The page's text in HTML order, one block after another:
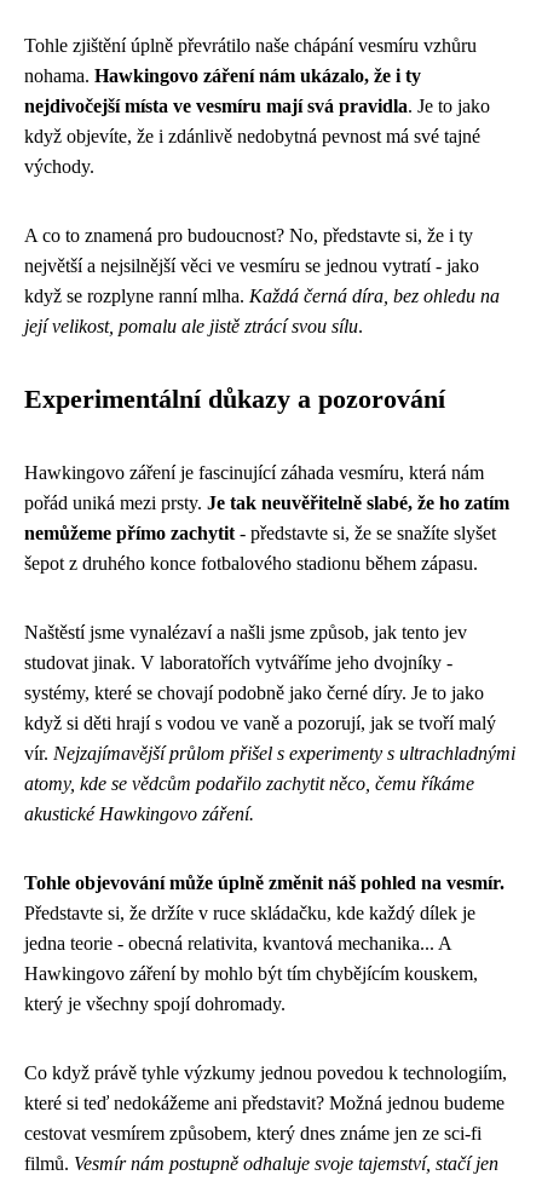
Tohle zjištění úplně převrátilo naše chápání vesmíru vzhůru
nohama. Hawkingovo záření nám ukázalo, že i ty
nejdivočejší místa ve vesmíru mají svá pravidla. Je to jako
když objevíte, že i zdánlivě nedobytná pevnost má své tajné
východy.
A co to znamená pro budoucnost? No, představte si, že i ty
největší a nejsilnější věci ve vesmíru se jednou vytratí - jako
když se rozplyne ranní mlha. Každá černá díra, bez ohledu na
její velikost, pomalu ale jistě ztrácí svou sílu.
Experimentální důkazy a pozorování
Hawkingovo záření je fascinující záhada vesmíru, která nám
pořád uniká mezi prsty. Je tak neuvěřitelně slabé, že ho zatím
nemůžeme přímo zachytit - představte si, že se snažíte slyšet
šepot z druhého konce fotbalového stadionu během zápasu.
Naštěstí jsme vynalézaví a našli jsme způsob, jak tento jev
studovat jinak. V laboratořích vytváříme jeho dvojníky -
systémy, které se chovají podobně jako černé díry. Je to jako
když si děti hrají s vodou ve vaně a pozorují, jak se tvoří malý
vír. Nejzajímavější průlom přišel s experimenty s ultrachladnými
atomy, kde se vědcům podařilo zachytit něco, čemu říkáme
akustické Hawkingovo záření.
Tohle objevování může úplně změnit náš pohled na vesmír.
Představte si, že držíte v ruce skládačku, kde každý dílek je
jedna teorie - obecná relativita, kvantová mechanika... A
Hawkingovo záření by mohlo být tím chybějícím kouskem,
který je všechny spojí dohromady.
Co když právě tyhle výzkumy jednou povedou k technologiím,
které si teď nedokážeme ani představit? Možná jednou budeme
cestovat vesmírem způsobem, který dnes známe jen ze sci-fi
filmů. Vesmír nám postupně odhaluje svoje tajemství, stačí jen